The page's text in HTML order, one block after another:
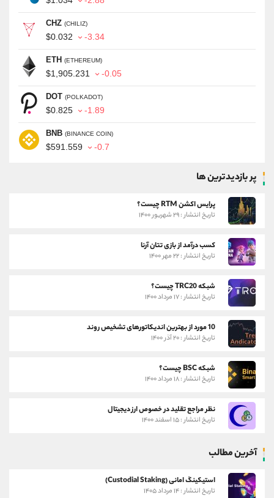
CHZ (CHILIZ)
$0.032 -3.34
ETH (ETHEREUM)
$1,905.231 -0.05
DOT (POLKADOT)
$0.825 -1.89
BNB (BINANCE COIN)
$591.559 -0.7
پر بازدیدترین ها
پرایس اکشن RTM چیست؟
تاریخ انتشار : ۲۹ شهریور ۱۴۰۰
کسب درآمد از بازی تتان آرنا
تاریخ انتشار : ۲۲ مهر ۱۴۰۰
شبکه TRC20 چیست؟
تاریخ انتشار : ۱۷ مرداد ۱۴۰۰
10 مورد از بهترین اندیکاتورهای تشخیص روند
تاریخ انتشار : ۲۰ آذر ۱۴۰۰
شبکه BSC چیست؟
تاریخ انتشار : ۱۸ مرداد ۱۴۰۰
نظر مراجع تقلید در خصوص ارز دیجیتال
تاریخ انتشار : ۱۵ اسفند ۱۴۰۰
آخرین مطالب
استیکینگ امانی (Custodial Staking)
تاریخ انتشار : ۱۴ مرداد ۱۴۰۵